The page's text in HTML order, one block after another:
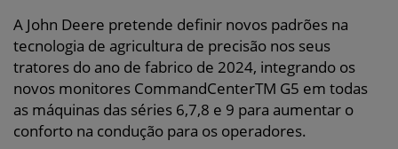
A John Deere pretende definir novos padrões na
tecnologia de agricultura de precisão nos seus
tratores do ano de fabrico de 2024, integrando os
novos monitores CommandCenterTM G5 em todas
as máquinas das séries 6,7,8 e 9 para aumentar o
conforto na condução para os operadores.